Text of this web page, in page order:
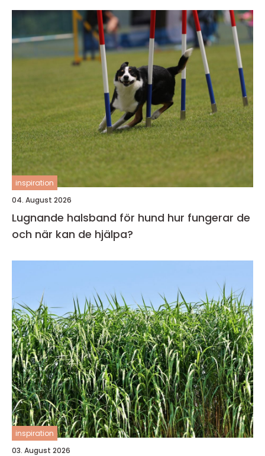
inspiration
04. August 2026
Lugnande halsband för hund hur fungerar de
och när kan de hjälpa?
inspiration
03. August 2026